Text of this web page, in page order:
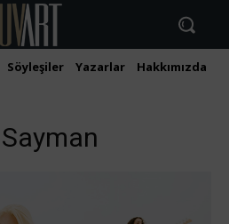
Söyleşiler Yazarlar Hakkımızda